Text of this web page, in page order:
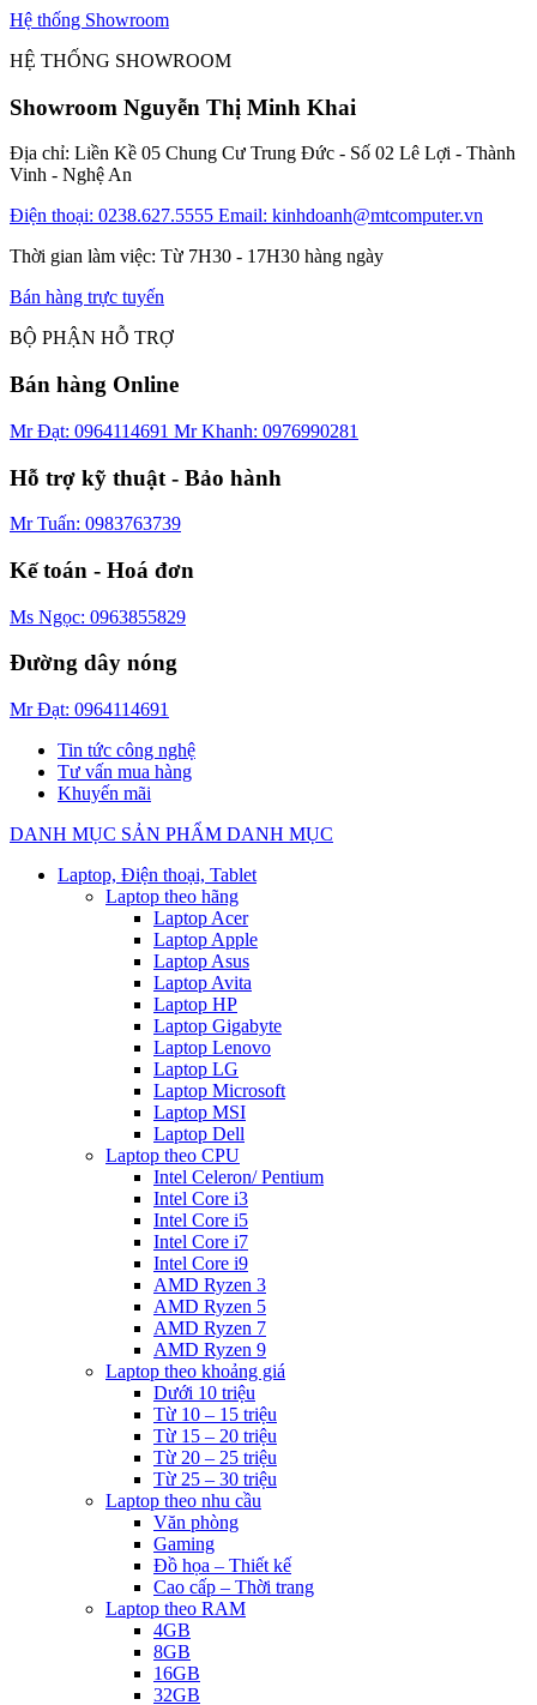
Hệ thống Showroom
HỆ THỐNG SHOWROOM
Showroom Nguyễn Thị Minh Khai
Địa chỉ: Liền Kề 05 Chung Cư Trung Đức - Số 02 Lê Lợi - Thành
Vinh - Nghệ An
Điện thoại: 0238.627.5555 Email: kinhdoanh@mtcomputer.vn
Thời gian làm việc: Từ 7H30 - 17H30 hàng ngày
Bán hàng trực tuyến
BỘ PHẬN HỖ TRỢ
Bán hàng Online
Mr Đạt: 0964114691 Mr Khanh: 0976990281
Hỗ trợ kỹ thuật - Bảo hành
Mr Tuấn: 0983763739
Kế toán - Hoá đơn
Ms Ngọc: 0963855829
Đường dây nóng
Mr Đạt: 0964114691
Tin tức công nghệ
Tư vấn mua hàng
Khuyến mãi
DANH MỤC SẢN PHẨM DANH MỤC
Laptop, Điện thoại, Tablet
Laptop theo hãng
Laptop Acer
Laptop Apple
Laptop Asus
Laptop Avita
Laptop HP
Laptop Gigabyte
Laptop Lenovo
Laptop LG
Laptop Microsoft
Laptop MSI
Laptop Dell
Laptop theo CPU
Intel Celeron/ Pentium
Intel Core i3
Intel Core i5
Intel Core i7
Intel Core i9
AMD Ryzen 3
AMD Ryzen 5
AMD Ryzen 7
AMD Ryzen 9
Laptop theo khoảng giá
Dưới 10 triệu
Từ 10 – 15 triệu
Từ 15 – 20 triệu
Từ 20 – 25 triệu
Từ 25 – 30 triệu
Laptop theo nhu cầu
Văn phòng
Gaming
Đồ họa – Thiết kế
Cao cấp – Thời trang
Laptop theo RAM
4GB
8GB
16GB
32GB